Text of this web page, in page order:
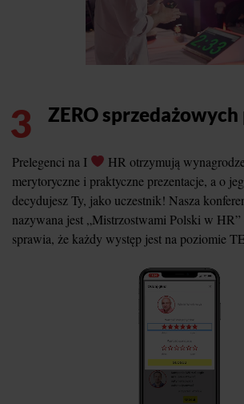
3 ZERO
Prelegenci na I
HR otrzymują
merytoryczne i praktyczne prezentacje, a o
decydujesz Ty, jako uczestnik! Nasza
nazywana jest „Mistrzostwami Polski w
sprawia, że każdy występ jest na poziomie